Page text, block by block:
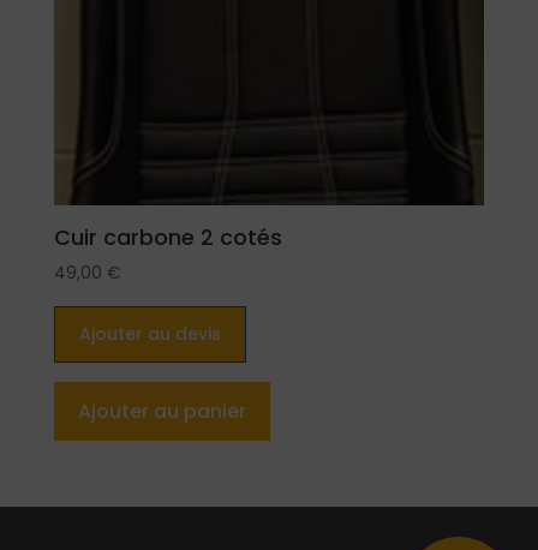
Cuir carbone 2 cotés
49,00 €
Ajouter au devis
Ajouter au panier